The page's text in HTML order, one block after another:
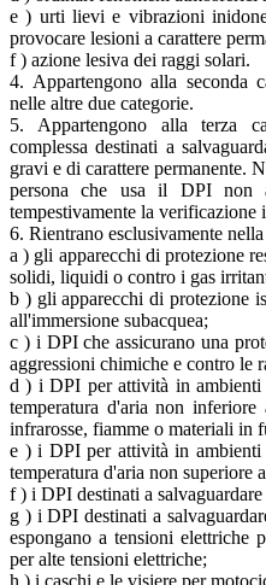
e ) urti lievi e vibrazioni
provocare lesioni a carattere
f ) azione lesiva dei raggi solari.
4. Appartengono alla seconda
nelle altre due categorie.
5. Appartengono alla terza
complessa destinati a
gravi e di carattere permanente.
persona che usa il DPI non
tempestivamente la verificazione
6. Rientrano esclusivamente
a ) gli apparecchi di protezione
solidi, liquidi o contro i gas
b ) gli apparecchi di protezione
all'immersione subacquea;
c ) i DPI che assicurano una
aggressioni chimiche e contro le
d ) i DPI per attività in ambienti
temperatura d'aria non
infrarosse, fiamme o materiali in
e ) i DPI per attività in ambienti
temperatura d'aria non superiore
f ) i DPI destinati a
g ) i DPI destinati a
espongano a tensioni elettriche
per alte tensioni elettriche;
h ) i caschi e le visiere per